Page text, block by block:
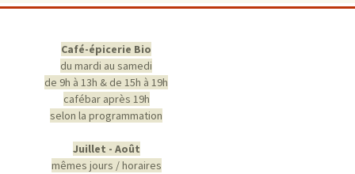
Café-épicerie Bio
du mardi au samedi
de 9h à 13h & de 15h à 19h
cafébar après 19h
selon la programmation
Juillet - Août
mêmes jours / horaires